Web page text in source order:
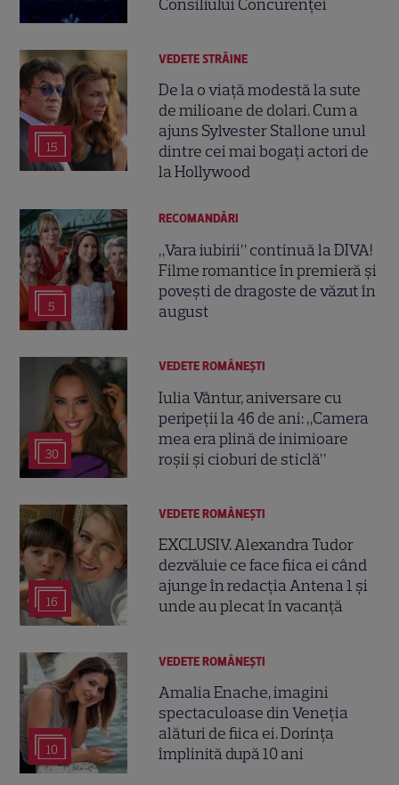
Consiliului Concurenței
15
VEDETE STRĂINE
De la o viață modestă la sute
de milioane de dolari. Cum a
ajuns Sylvester Stallone unul
dintre cei mai bogați actori de
la Hollywood
5
RECOMANDĂRI
„Vara iubirii” continuă la DIVA!
Filme romantice în premieră și
povești de dragoste de văzut în
august
30
VEDETE ROMÂNEŞTI
Iulia Vântur, aniversare cu
peripeții la 46 de ani: „Camera
mea era plină de inimioare
roșii și cioburi de sticlă”
16
VEDETE ROMÂNEŞTI
EXCLUSIV. Alexandra Tudor
dezvăluie ce face fiica ei când
ajunge în redacția Antena 1 și
unde au plecat în vacanță
10
VEDETE ROMÂNEŞTI
Amalia Enache, imagini
spectaculoase din Veneția
alături de fiica ei. Dorința
împlinită după 10 ani